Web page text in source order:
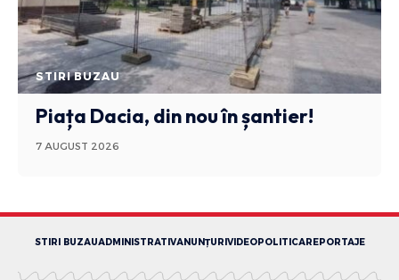
STIRI BUZAU
Piața Dacia, din nou în șantier!
7 AUGUST 2026
STIRI BUZAUADMINISTRATIVANUNȚURIVIDEOPOLITICAREPORTAJE